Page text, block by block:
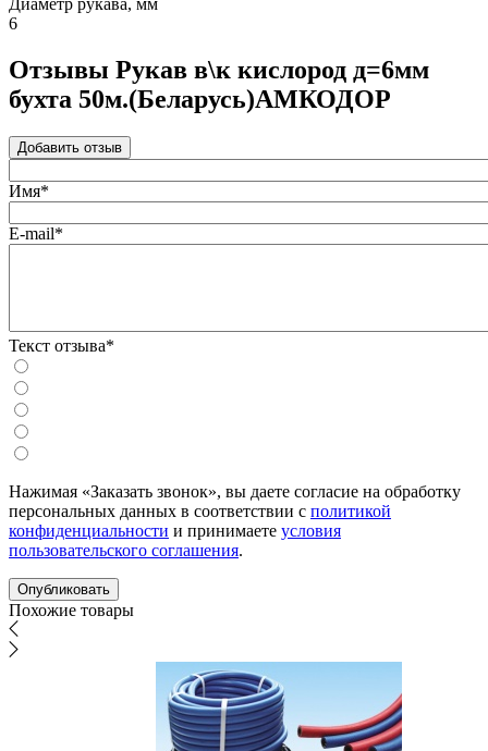
Диаметр рукава, мм
6
Отзывы Рукав в\к кислород д=6мм
бухта 50м.(Беларусь)АМКОДОР
Добавить отзыв
Имя*
E-mail*
Текст отзыва*
Нажимая «Заказать звонок», вы даете согласие на обработку
персональных данных в соответствии с политикой
конфиденциальности и принимаете условия
пользовательского соглашения.
Похожие товары